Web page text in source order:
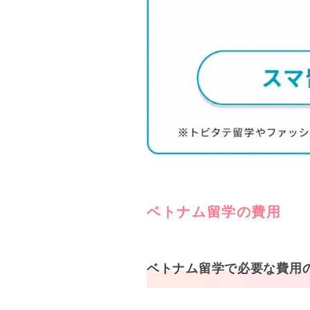
ベトナム留学の費用
ベトナム留学で必要な費用